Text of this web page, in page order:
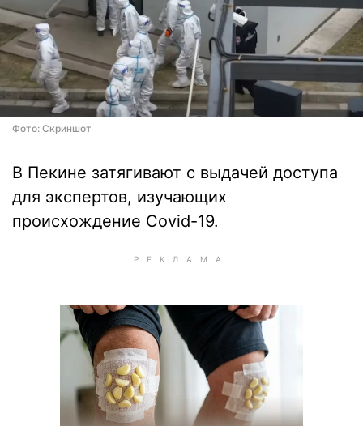
Фото: Скриншот
В Пекине затягивают с выдачей доступа
для экспертов, изучающих
происхождение Covid-19.